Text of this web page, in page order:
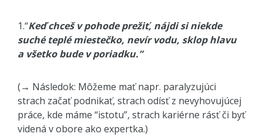
1.“Keď chceš v pohode prežiť, nájdi si niekde
suché teplé miestečko, nevír vodu, sklop hlavu
a všetko bude v poriadku.”
(→ Následok: Môžeme mať napr. paralyzujúci
strach začať podnikať, strach odísť z nevyhovujúcej
práce, kde máme “istotu”, strach kariérne rásť či byť
videná v obore ako expertka.)